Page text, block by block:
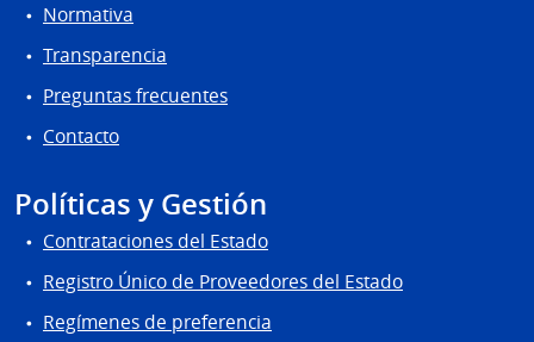
Normativa
Transparencia
Preguntas frecuentes
Contacto
Políticas y Gestión
Contrataciones del Estado
Registro Único de Proveedores del Estado
Regímenes de preferencia